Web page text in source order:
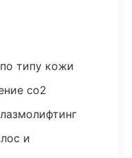
типу кожи
co2
и